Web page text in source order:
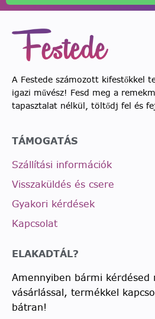
A Festede számozott kifestőkkel
igazi művész! Fesd meg a
tapasztalat nélkül, töltődj fel és
TÁMOGATÁS
Szállítási információk
Visszaküldés és csere
Gyakori kérdések
Kapcsolat
ELAKADTÁL?
Amennyiben bármi kérdésed
vásárlással, termékkel
bátran!